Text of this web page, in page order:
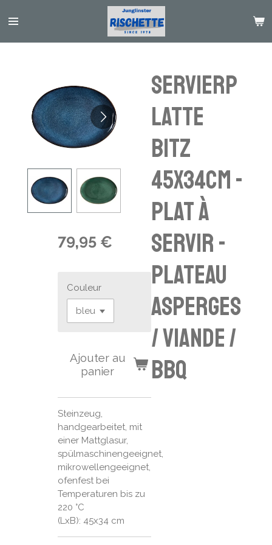
au
Servierp
latte
Bitz
45x34cm -
plat à
servir -
plateau
asperges
/ viande /
bbq
79,95 €
Couleur
Ajouter au
panier
Steinzeug,
handgearbeitet, mit
einer Mattglasur,
spülmaschinengeeignet,
mikrowellengeeignet,
ofenfest bei
Temperaturen bis zu
220 °C
(LxB): 45x34 cm